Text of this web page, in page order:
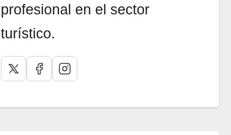
profesional en el sector
turístico.